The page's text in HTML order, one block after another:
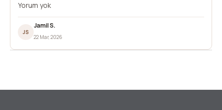
Yorum yok
JS
Jamil S.
22 Mar, 2026